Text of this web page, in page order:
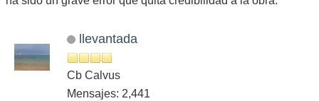
llevantada
Cb Calvus
Mensajes: 2,441